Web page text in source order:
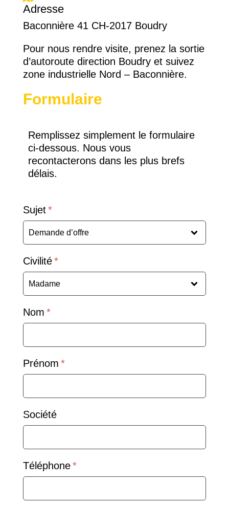
Adresse
Baconnière 41 CH-2017 Boudry
Pour nous rendre visite, prenez la sortie
d’autoroute direction Boudry et suivez
zone industrielle Nord – Baconnière.
Formulaire
Remplissez simplement le formulaire
ci-dessous. Nous vous
recontacterons dans les plus brefs
délais.
Sujet
Civilité
Nom
Prénom
Société
Téléphone